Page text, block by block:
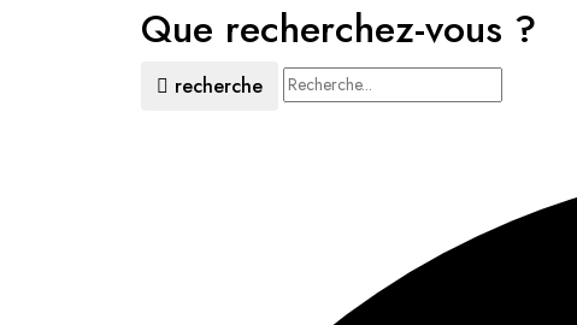
Que recherchez-vous ?
recherche